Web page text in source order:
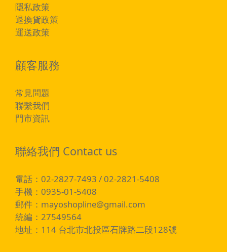
隱私政策
退換貨政策
運送政策
顧客服務
常見問題
聯繫我們
門市資訊
聯絡我們 Contact us
電話：02-2827-7493 / 02-2821-5408
手機：0935-01-5408
郵件： mayoshopline@gmail.com
統編：27549564
地址：114 台北市北投區石牌路二段128號